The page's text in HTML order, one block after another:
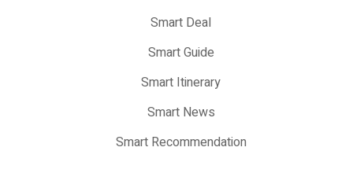
Smart Deal
Smart Guide
Smart Itinerary
Smart News
Smart Recommendation